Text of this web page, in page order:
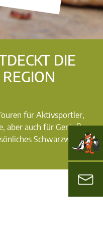
DIE
für Aktivsportler,
aber auch für Genießer
Schwarzwald-